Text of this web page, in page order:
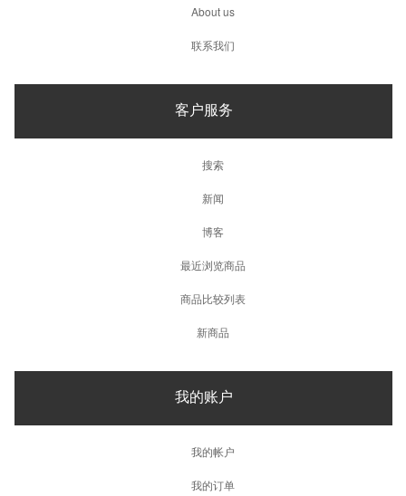
About us
联系我们
客户服务
搜索
新闻
博客
最近浏览商品
商品比较列表
新商品
我的账户
我的帐户
我的订单